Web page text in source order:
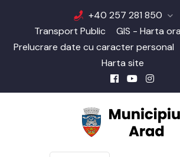
+40 257 281 850
Transport Public
GIS - Harta
Prelucrare date cu caracter personal
Harta site